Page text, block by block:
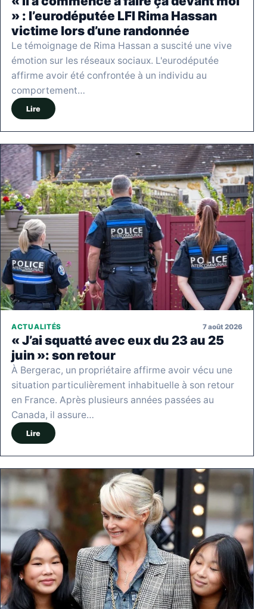
» : l’eurodéputée LFI Rima Hassan
victime lors d’une randonnée
Le témoignage de Rima Hassan a suscité une vive
émotion sur les réseaux sociaux. L'eurodéputée
affirme avoir été confrontée à un individu au
comportement…
Lire
ACTUALITÉS 7 août 2026
« J’ai squatté avec eux du 23 au 25
juin »: son retour
À Bergerac, un propriétaire affirme avoir vécu une
situation particulièrement inhabituelle à son retour
en France. Après plusieurs années passées au
Canada, il assure…
Lire